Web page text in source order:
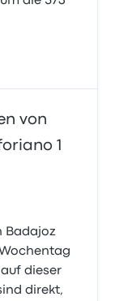
von
1
Badajoz
dieser
direkt,